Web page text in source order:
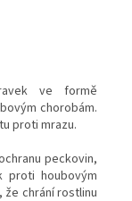
ve formě
chorobám.
proti mrazu.
peckovin,
proti houbovým
chrání rostlinu